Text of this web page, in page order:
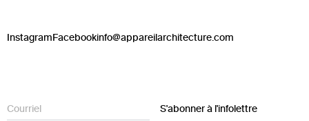
InstagramFacebookinfo@appareilarchitecture.com
S'abonner à l'infolettre